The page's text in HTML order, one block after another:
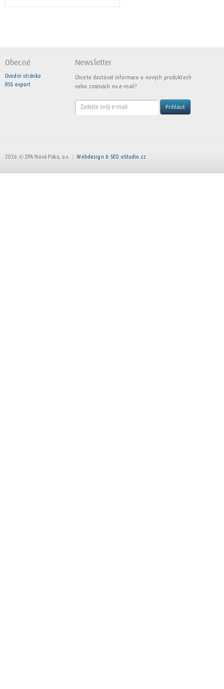
Obecné
Úvodní stránka
RSS export
Newsletter
Chcete dostávat informace o nových produktech
nebo změnách na e-mail?
Přihlásit
2026 © ZPA Nová Paka, a.s. Webdesign & SEO eStudio.cz